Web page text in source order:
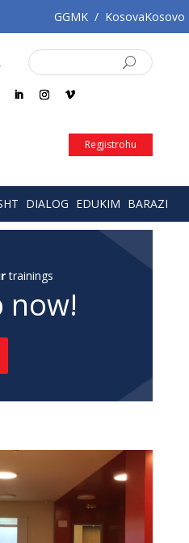
GGMK / KosovaKosovo
Regjistrohu
DIALOG EDUKIM BARAZI
trainings
now!